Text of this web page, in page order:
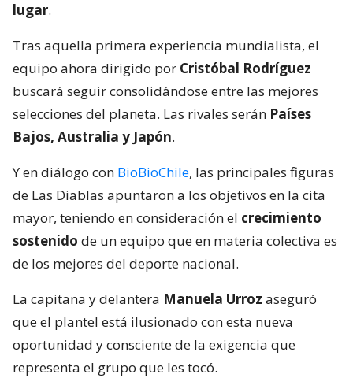
lugar.
Tras aquella primera experiencia mundialista, el
equipo ahora dirigido por Cristóbal Rodríguez
buscará seguir consolidándose entre las mejores
selecciones del planeta. Las rivales serán Países
Bajos, Australia y Japón.
Y en diálogo con BioBioChile, las principales figuras
de Las Diablas apuntaron a los objetivos en la cita
mayor, teniendo en consideración el crecimiento
sostenido de un equipo que en materia colectiva es
de los mejores del deporte nacional.
La capitana y delantera Manuela Urroz aseguró
que el plantel está ilusionado con esta nueva
oportunidad y consciente de la exigencia que
representa el grupo que les tocó.